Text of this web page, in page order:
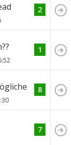
2
1
8
7